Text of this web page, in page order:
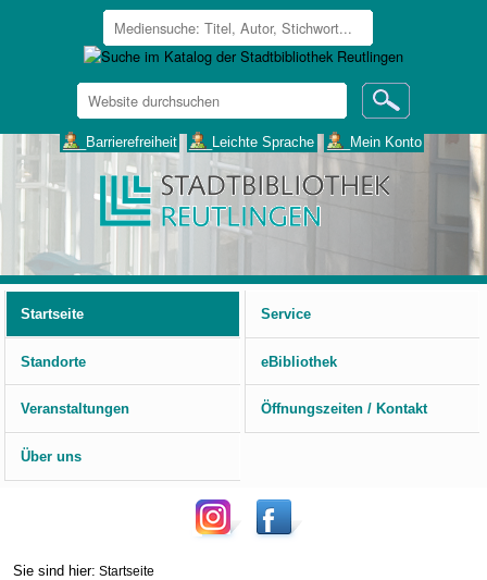
Website
durchsuchen
___Barrierefreiheit ___Leichte Sprache ___Mein Konto
Startseite
Service
Standorte eBibliothek
Veranstaltungen Öffnungszeiten / Kontakt
Über uns
Sie sind hier: Startseite